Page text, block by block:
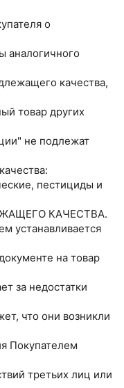
о
аналогичного
качества,
товар других
не подлежат
пестициды и
КАЧЕСТВА.
устанавливается
на товар
за недостатки
что они возникли
Покупателем
третьих лиц или